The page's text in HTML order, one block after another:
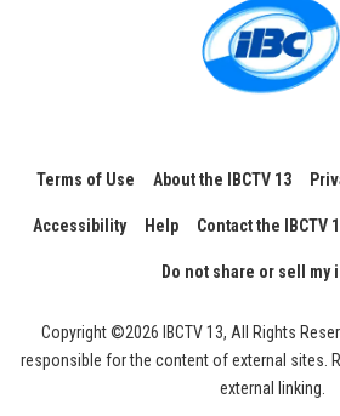
Terms of Use About the IBCTV 13
Accessibility Help Contact the IBCTV
Do not share or sell my
Copyright ©2026 IBCTV 13, All Rights
responsible for the content of external sites.
external linking.